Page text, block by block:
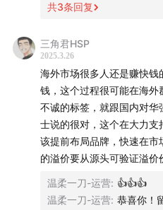
评论点赞前5名，将会获得两
《增长革命》。 (截止2025
|时间戳|
吃喝玩乐、衣食住行被
法诞生“中国版可口可乐”？
出海、出海，出来混，
出海一定要做品牌，一
共3条回复
三角君HSP
2025.3.26
海外市场很多人还是赚快
钱，这个过程很可能在海外
不诚的标签，就跟国内对
士说的很对，这个在大力
该提前布局品牌，快速在
的溢价要从源头可验证溢价
温柔一刀-运营: 👍👍👍
温柔一刀-运营: 恭喜你！